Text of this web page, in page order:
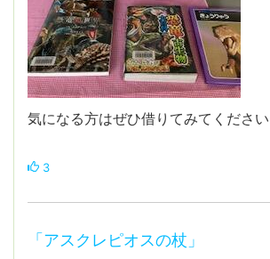
気になる方はぜひ借りてみてください
3
「アスクレピオスの杖」